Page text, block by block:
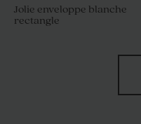
Jolie enveloppe blanche
rectangle